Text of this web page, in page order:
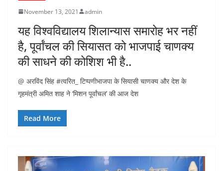
November 13, 2021 admin
यह विश्वविद्यालय शिलान्यास समारोह भर नहीं
है, पूर्वांचल की सियासत को भाजपाई चाणक्य
की साधने की कोशिश भी है..
@ अरविंद सिंह #त्वरित_ टिप्पणीभाजपा के सियासी चाणक्य और देश के
गृहमंत्री अमित शाह ने ‘मिशन पूर्वांचल’ की आज देश
Read More